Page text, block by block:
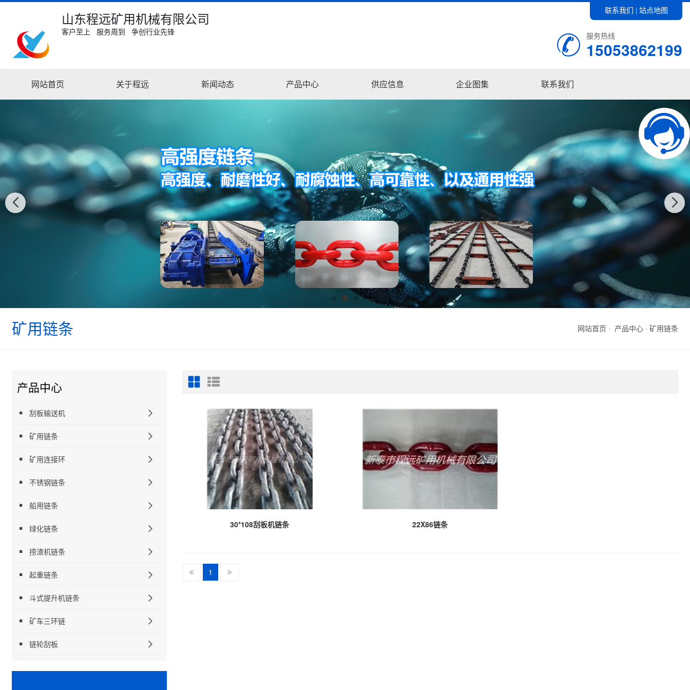
山东程远矿用机械有限公司
客户至上 服务周到 争创行业先锋
联系我们 站点地图
服务热线
15053862199
网站首页 关于程远 新闻动态 产品中心 供应信息 企业图集 联系我们
矿用链条 网站首页 产品中心 矿用链条
产品中心
刮板输送机
矿用链条
矿用连接环
不锈钢链条
船用链条
绿化链条
捞渣机链条
起重链条
斗式提升机链条
矿车三环链
链轮刮板
30*108刮板机链条 22X86链条
1